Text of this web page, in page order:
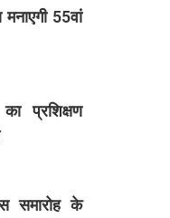
55वां
प्रशिक्षण
समारोह के